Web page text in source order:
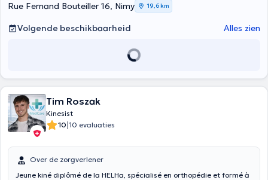
Rue Fernand Bouteiller 16, Nimy 19,6 km
Volgende beschikbaarheid Alles zien
Tim Roszak
Kinesist
10|10 evaluaties
Over de zorgverlener
Jeune kiné diplômé de la HELHa, spécialisé en orthopédie et formé à